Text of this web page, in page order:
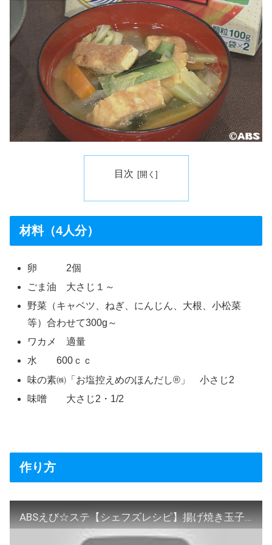
c
e
o
o
k
e
n
a
ck
et
e
er
e
st
目次
材料（4人分）
卵 2個
ごま油 大さじ１～
野菜（キャベツ、ねぎ、にんじん、大根、小松菜
等）合わせて300g～
ワカメ 適量
水 600ｃｃ
味の素㈱「お塩控えめのほんだし®」 小さじ2
味噌 大さじ2・1/2
作り方
ABSえび☆ステ【シェフズレシピ】揚げ焼き玉子とたっぷり野菜のみそ汁ｂｙ渡部恵美